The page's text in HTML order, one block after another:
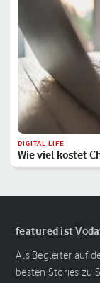
DIGITAL LIFE
Wie viel kostet
featured ist
Als Begleiter auf
besten Stories zu